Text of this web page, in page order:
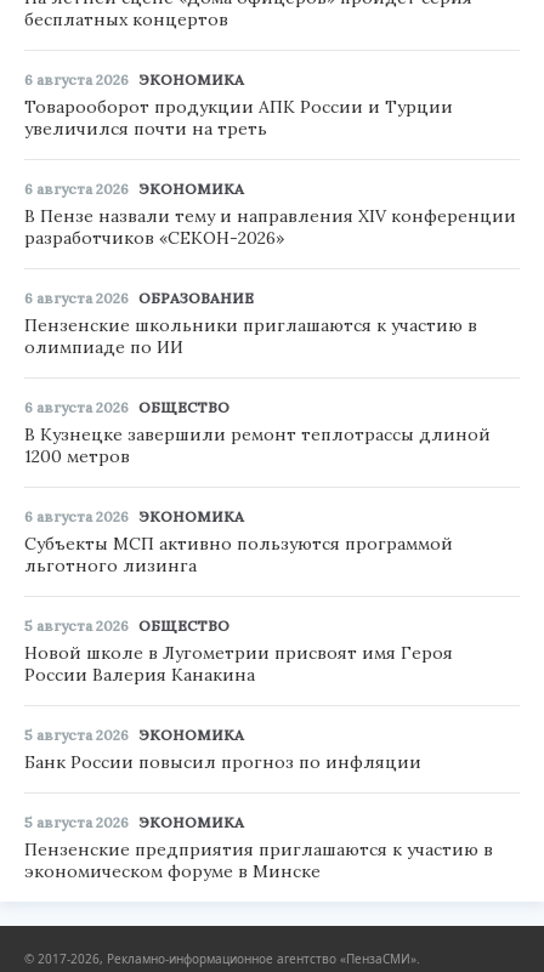
бесплатных концертов
6 августа 2026 ЭКОНОМИКА
Товарооборот продукции АПК России и Турции
увеличился почти на треть
6 августа 2026 ЭКОНОМИКА
В Пензе назвали тему и направления XIV конференции
разработчиков «СЕКОН-2026»
6 августа 2026 ОБРАЗОВАНИЕ
Пензенские школьники приглашаются к участию в
олимпиаде по ИИ
6 августа 2026 ОБЩЕСТВО
В Кузнецке завершили ремонт теплотрассы длиной
1200 метров
6 августа 2026 ЭКОНОМИКА
Субъекты МСП активно пользуются программой
льготного лизинга
5 августа 2026 ОБЩЕСТВО
Новой школе в Лугометрии присвоят имя Героя
России Валерия Канакина
5 августа 2026 ЭКОНОМИКА
Банк России повысил прогноз по инфляции
5 августа 2026 ЭКОНОМИКА
Пензенские предприятия приглашаются к участию в
экономическом форуме в Минске
© 2017-2026, Рекламно-информационное агентство «ПензаСМИ».